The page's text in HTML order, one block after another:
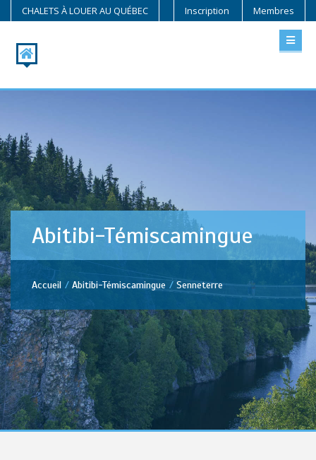
CHALETS À LOUER AU QUÉBEC Inscription Membres
Abitibi-Témiscamingue
Accueil Abitibi-Témiscamingue Senneterre